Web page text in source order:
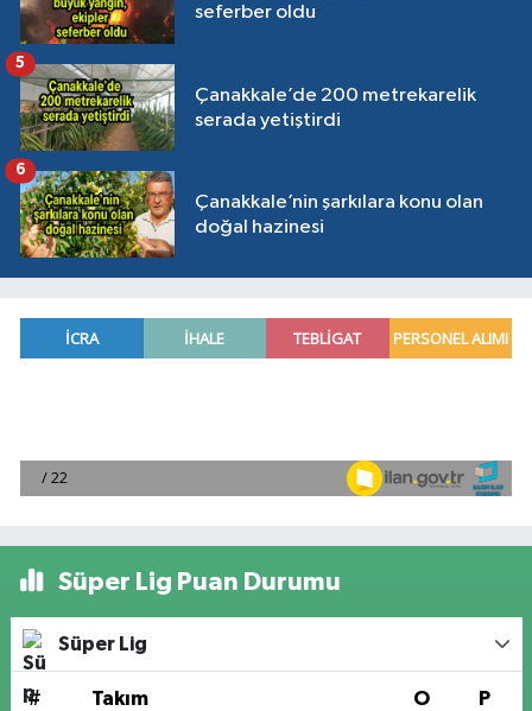
seferber oldu
Çanakkale’de 200 metrekarelik
serada yetiştirdi
5
Çanakkale’nin şarkılara konu olan
doğal hazinesi
6
Süper Lig Puan Durumu
Süper Lig
# Takım O P